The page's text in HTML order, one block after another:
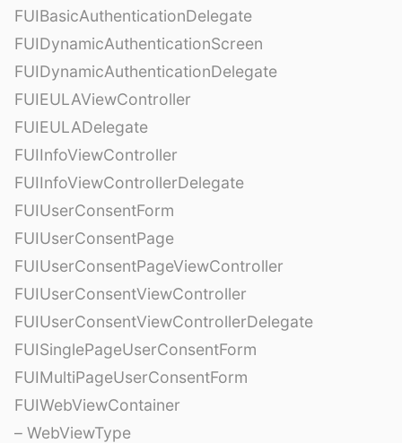
FUIBasicAuthenticationDelegate
FUIDynamicAuthenticationScreen
FUIDynamicAuthenticationDelegate
FUIEULAViewController
FUIEULADelegate
FUIInfoViewController
FUIInfoViewControllerDelegate
FUIUserConsentForm
FUIUserConsentPage
FUIUserConsentPageViewController
FUIUserConsentViewController
FUIUserConsentViewControllerDelegate
FUISinglePageUserConsentForm
FUIMultiPageUserConsentForm
FUIWebViewContainer
– WebViewType